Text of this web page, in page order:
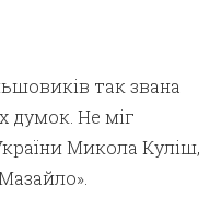
так звана
думок. Не міг
Микола Куліш,